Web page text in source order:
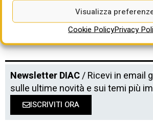
Visualizza
Cookie PolicyPrivacy
Newsletter DIAC/ Ricevi in email
sulle ultime novità e sui temi più
ISCRIVITI ORA